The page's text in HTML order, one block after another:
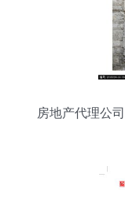
房地产代理公